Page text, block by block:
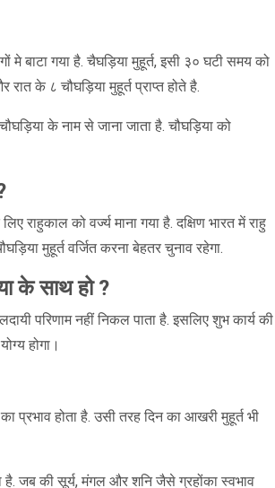
मे बाटा गया है. चैघड़िया मुहूर्त, इसी ३० घटी समय को
के ८ चौघड़िया मुहूर्त प्राप्त होते है.
के नाम से जाना जाता है. चौघड़िया को
राहुकाल को वर्ज्य माना गया है. दक्षिण भारत में राहु
मुहूर्त वर्जित करना बेहतर चुनाव रहेगा.
के साथ हो ?
परिणाम नहीं निकल पाता है. इसलिए शुभ कार्य की
होगा।
प्रभाव होता है. उसी तरह दिन का आखरी मुहूर्त भी
जब की सूर्य, मंगल और शनि जैसे ग्रहोंका स्वभाव